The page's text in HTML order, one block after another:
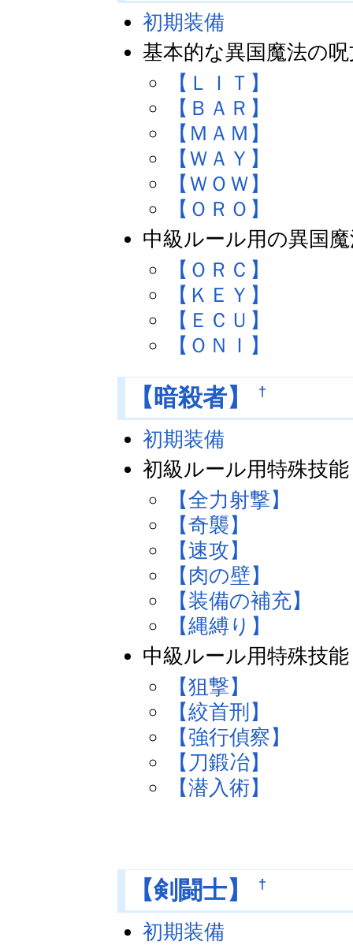
初期装備
基本的な異国魔法の
【ＬＩＴ】
【ＢＡＲ】
【ＭＡＭ】
【ＷＡＹ】
【ＷＯＷ】
【ＯＲＯ】
中級ルール用の異国
【ＯＲＣ】
【ＫＥＹ】
【ＥＣＵ】
【ＯＮＩ】
【暗殺者】 †
初期装備
初級ルール用特殊技能
【全力射撃】
【奇襲】
【速攻】
【肉の壁】
【装備の補充】
【縄縛り】
中級ルール用特殊技能
【狙撃】
【絞首刑】
【強行偵察】
【刀鍛冶】
【潜入術】
【剣闘士】 †
初期装備